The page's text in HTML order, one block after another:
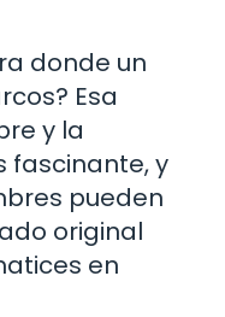
donde un
Esa
y la
fascinante, y
pueden
original
en